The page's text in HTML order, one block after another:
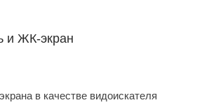
и ЖК-экран
в качестве видоискателя